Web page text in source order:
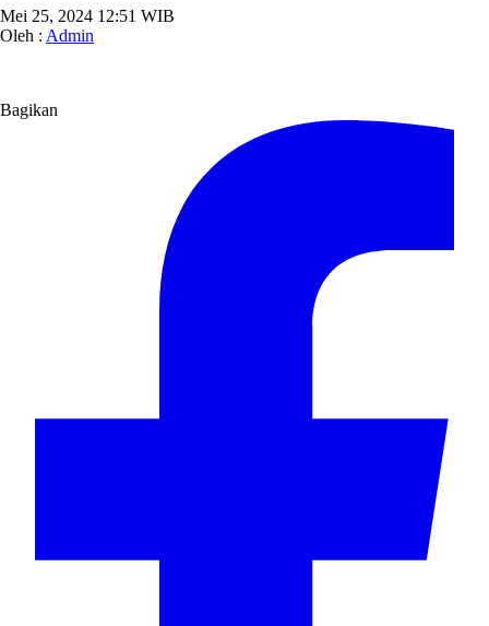
Mei 25, 2024 12:51 WIB
Oleh : Admin
Bagikan